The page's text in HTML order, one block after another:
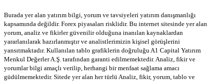
Burada yer alan yatırım bilgi, yorum ve tavsiyeleri yatırım danışmanlığı
kapsamında değildir. Forex piyasaları risklidir. Bu internet sitesinde yer alan
yorum, analiz ve fikirler güvenilir olduğuna inanılan kaynaklardan
yararlanılarak hazırlanmıştır ve analistlerimizin kişisel görüşlerini
yansıtmaktadır. Kullanılan tablo grafiklerin doğruluğu A1 Capital Yatırım
Menkul Değerler A.Ş. tarafından garanti edilmemektedir. Analiz, fikir ve
yorumlar bilgi amaçlı verilip, herhangi bir menfaat sağlama amacı
güdülmemektedir. Sitede yer alan her türlü Analiz, fikir, yorum, tablo ve